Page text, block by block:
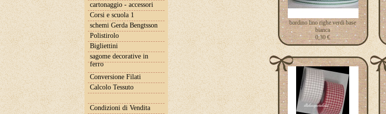
cartonaggio - accessori
Corsi e scuola 1
schemi Gerda Bengtsson
Polistirolo
Bigliettini
sagome decorative in
ferro
Conversione Filati
Calcolo Tessuto
Condizioni di Vendita
bordino lino righe verdi base
bianca
0,30 €